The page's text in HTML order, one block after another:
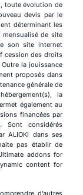
toute évolution de
devis par le
déterminant les
de site
son site internet
cession des droits
Outre la jouissance
proposés dans
générale de
la
également au
financées par
Sont considérés
ALIOKI dans ses
pas établir de
addons for
content for
d’autres